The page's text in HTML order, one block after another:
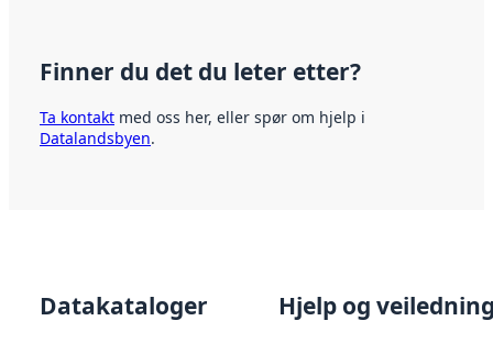
Finner du det du leter etter?
Ta kontakt med oss her, eller spør om hjelp i
Datalandsbyen.
Datakataloger Hjelp og